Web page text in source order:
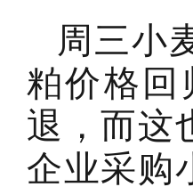
周三小
粕价格
退，而这
企业采购